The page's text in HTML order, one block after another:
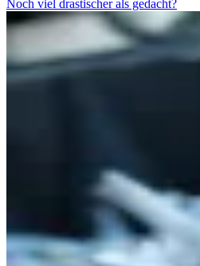
Noch viel drastischer als gedacht?